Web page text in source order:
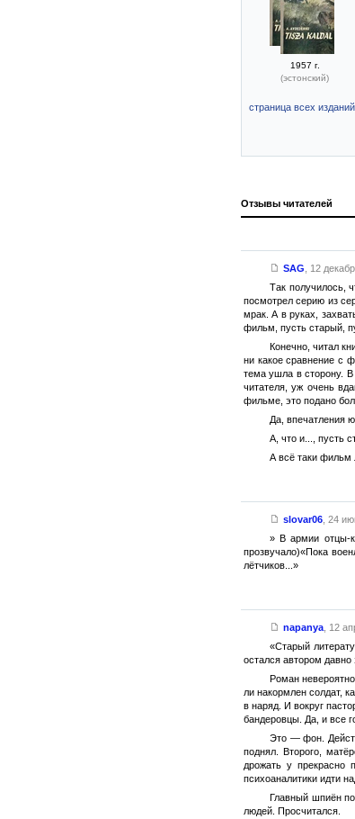
1957 г.
(эстонский)
страница всех
Отзывы читателей
SAG
12
Так получилось,
посмотрел серию из
мрак. А в руках,
фильм, пусть старый,
Конечно, читал
ни какое сравнение с
тема ушла в сторону. В
читателя, уж очень
фильме, это подано
Да, впечатления
А, что и..., пусть
А всё таки фильм
slovar06, 24
» В армии отцы-
прозвучало)«Пока
лётчиков...»
napanya, 12
«Старый
остался автором
Роман
ли накормлен солдат,
в наряд. И вокруг
бандеровцы. Да, и все
Это — фон.
поднял. Второго,
дрожать у прекрасно
психоаналитики идти
Главный шпиён
людей. Просчитался.